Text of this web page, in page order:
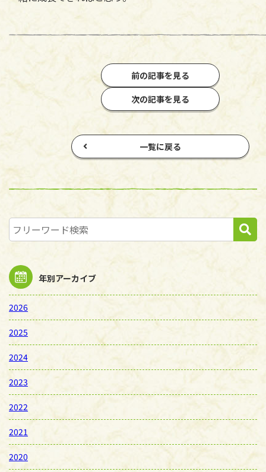
前の記事を見る
次の記事を見る
一覧に戻る
年別アーカイブ
2026
2025
2024
2023
2022
2021
2020